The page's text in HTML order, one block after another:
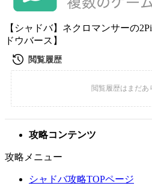
【シャドバ】ネクロマンサーの
ドウバース】
攻略コンテンツ
攻略メニュー
シャドバ攻略TOPページ